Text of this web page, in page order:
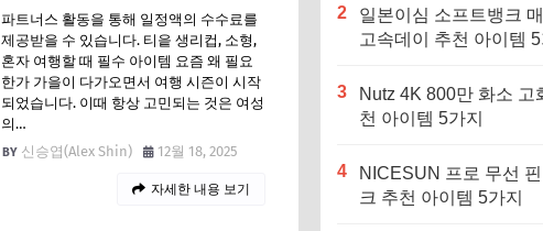
파트너스 활동을 통해 일정액의 수수료를
제공받을 수 있습니다. 티읕 생리컵, 소형,
혼자 여행할 때 필수 아이템 요즘 왜 필요
한가 가을이 다가오면서 여행 시즌이 시작
되었습니다. 이때 항상 고민되는 것은 여성
의…
신승엽(Alex Shin)
12월 18, 2025
자세한 내용 보기
2
일본이심 소프트뱅크
고속데이 추천 아이템
3
Nutz 4K 800만 화소 고
천 아이템 5가지
4
NICESUN 프로 무선
크 추천 아이템 5가지